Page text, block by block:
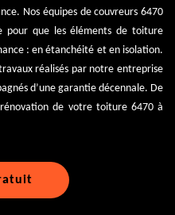
Nos équipes de couvreurs 6470
pour que les éléments de toiture
: en étanchéité et en isolation.
réalisés par notre entreprise
d’une garantie décennale. De
de votre toiture 6470 à